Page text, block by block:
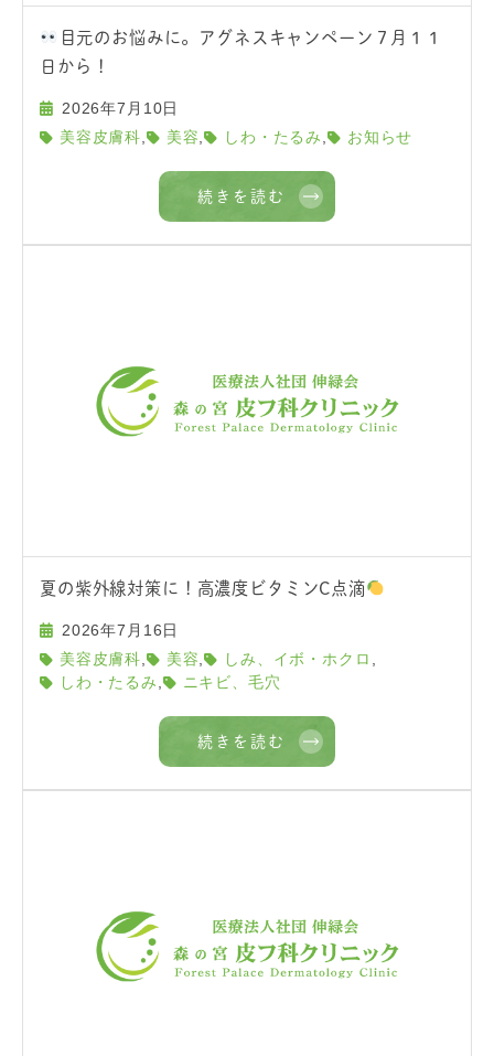
目元のお悩みに。アグネスキャンペーン７月１１
日から！
2026年7月10日
美容皮膚科
美容 , しわ・たるみ お知らせ
続きを読む
夏の紫外線対策に！高濃度ビタミンC点滴
2026年7月16日
美容皮膚科
美容 , しみ、イボ・ホクロ
しわ・たるみ ニキビ、毛穴
続きを読む